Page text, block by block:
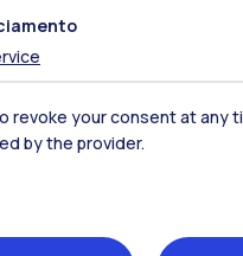
revoke your consent at
by the provider.